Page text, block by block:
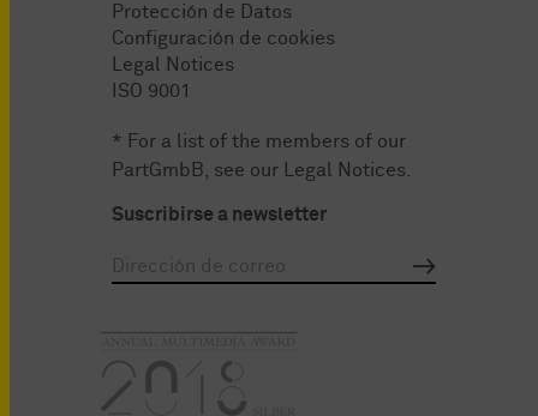
Protección de Datos
Configuración de cookies
Legal Notices
ISO 9001
* For a list of the members of our
PartGmbB, see our
Legal Notices
Suscribirse a newsletter